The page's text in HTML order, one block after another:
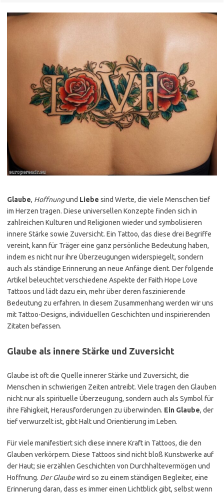
Glaube, Hoffnungund Liebe sind Werte, die viele Menschen tief
im Herzen tragen. Diese universellen Konzepte finden sich in
zahlreichen Kulturen und Religionen wieder und symbolisieren
innere Stärke sowie Zuversicht. Ein Tattoo, das diese drei Begriffe
vereint, kann für Träger eine ganz persönliche Bedeutung haben,
indem es nicht nur ihre Überzeugungen widerspiegelt, sondern
auch als ständige Erinnerung an neue Anfänge dient. Der folgende
Artikel beleuchtet verschiedene Aspekte der Faith Hope Love
Tattoos und lädt dazu ein, mehr über deren faszinierende
Bedeutung zu erfahren. In diesem Zusammenhang werden wir uns
mit Tattoo-Designs, individuellen Geschichten und inspirierenden
Zitaten befassen.
Glaube als innere Stärke und Zuversicht
Glaube ist oft die Quelle innerer Stärke und Zuversicht, die
Menschen in schwierigen Zeiten antreibt. Viele tragen den Glauben
nicht nur als spirituelle Überzeugung, sondern auch als Symbol für
ihre Fähigkeit, Herausforderungen zu überwinden. Ein Glaube, der
tief verwurzelt ist, gibt Halt und Orientierung im Leben.
Für viele manifestiert sich diese innere Kraft in Tattoos, die den
Glauben verkörpern. Diese Tattoos sind nicht bloß Kunstwerke auf
der Haut; sie erzählen Geschichten von Durchhaltevermögen und
Hoffnung. Der Glaubewird so zu einem ständigen Begleiter, eine
Erinnerung daran, dass es immer einen Lichtblick gibt, selbst wenn